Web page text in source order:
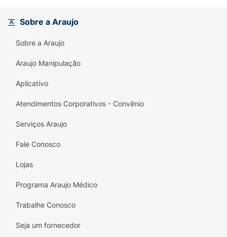
beleza!
Sobre a Araujo
Sobre a Araujo
Araujo Manipulação
Aplicativo
Atendimentos Corporativos - Convênio
Serviços Araujo
Fale Conosco
Lojas
Programa Araujo Médico
Trabalhe Conosco
Seja um fornecedor